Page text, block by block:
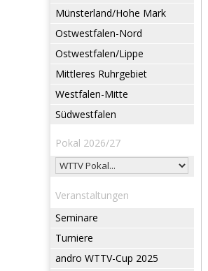
Münsterland/Hohe Mark
Ostwestfalen-Nord
Ostwestfalen/Lippe
Mittleres Ruhrgebiet
Westfalen-Mitte
Südwestfalen
Pokal 2026/27
Veranstaltungen
Seminare
Turniere
andro WTTV-Cup 2025